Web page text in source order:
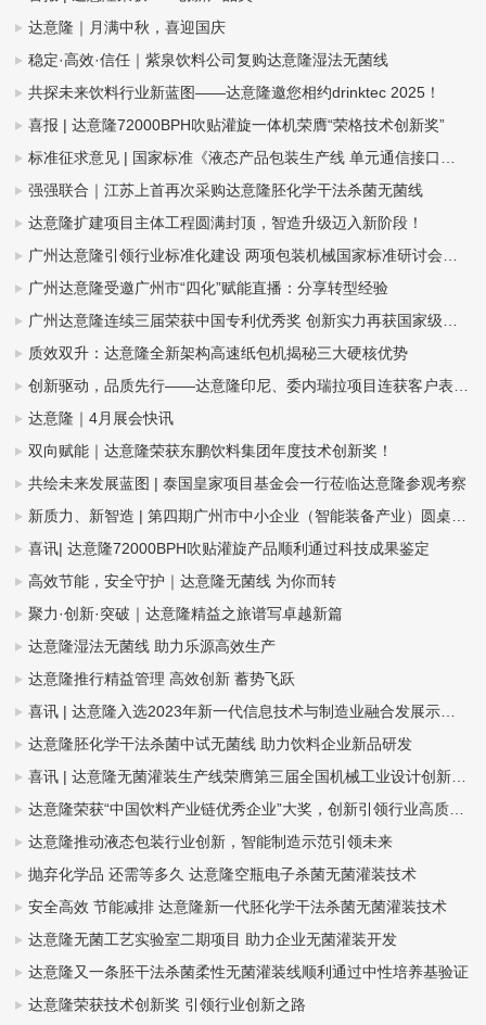
达意隆｜月满中秋，喜迎国庆
稳定·高效·信任｜紫泉饮料公司复购达意隆湿法无菌线
共探未来饮料行业新蓝图——达意隆邀您相约drinktec 2025！
喜报 | 达意隆72000BPH吹贴灌旋一体机荣膺“荣格技术创新奖”
标准征求意见 | 国家标准《液态产品包装生产线 单元通信接口通用技术要求》&《全自动旋转式PET瓶吹瓶机》
强强联合｜江苏上首再次采购达意隆胚化学干法杀菌无菌线
达意隆扩建项目主体工程圆满封顶，智造升级迈入新阶段！
广州达意隆引领行业标准化建设 两项包装机械国家标准研讨会在穗成功召开
广州达意隆受邀广州市“四化”赋能直播：分享转型经验
广州达意隆连续三届荣获中国专利优秀奖 创新实力再获国家级认可
质效双升：达意隆全新架构高速纸包机揭秘三大硬核优势
创新驱动，品质先行——达意隆印尼、委内瑞拉项目连获客户表扬信
达意隆｜4月展会快讯
双向赋能｜达意隆荣获东鹏饮料集团年度技术创新奖！
共绘未来发展蓝图 | 泰国皇家项目基金会一行莅临达意隆参观考察
新质力、新智造 | 第四期广州市中小企业（智能装备产业）圆桌会议在达意隆召开
喜讯| 达意隆72000BPH吹贴灌旋产品顺利通过科技成果鉴定
高效节能，安全守护｜达意隆无菌线 为你而转
聚力·创新·突破｜达意隆精益之旅谱写卓越新篇
达意隆湿法无菌线 助力乐源高效生产
达意隆推行精益管理 高效创新 蓄势飞跃
喜讯 | 达意隆入选2023年新一代信息技术与制造业融合发展示范名单，助力食品饮料行业新型工业化发展
达意隆胚化学干法杀菌中试无菌线 助力饮料企业新品研发
喜讯 | 达意隆无菌灌装生产线荣膺第三届全国机械工业设计创新大赛金奖，助力食品饮料行业新型工业化发展
达意隆荣获“中国饮料产业链优秀企业”大奖，创新引领行业高质量发展
达意隆推动液态包装行业创新，智能制造示范引领未来
抛弃化学品 还需等多久 达意隆空瓶电子杀菌无菌灌装技术
安全高效 节能减排 达意隆新一代胚化学干法杀菌无菌灌装技术
达意隆无菌工艺实验室二期项目 助力企业无菌灌装开发
达意隆又一条胚干法杀菌柔性无菌灌装线顺利通过中性培养基验证
达意隆荣获技术创新奖 引领行业创新之路